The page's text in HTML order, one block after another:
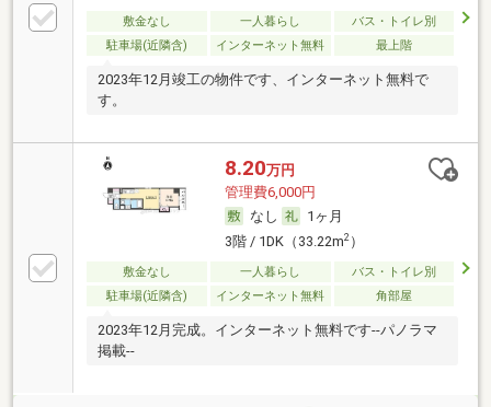
敷金なし 一人暮らし
バス・トイレ別
駐車場(近隣含)
インターネット無料 最上階
2023年12月竣工の物件です、インターネット無料で
す。
8.20万円
管理費6,000円
なし
1ヶ月
3階 / 1DK（33.22m2）
敷金なし 一人暮らし
バス・トイレ別
駐車場(近隣含)
インターネット無料 角部屋
2023年12月完成。インターネット無料です--パノラマ
掲載--